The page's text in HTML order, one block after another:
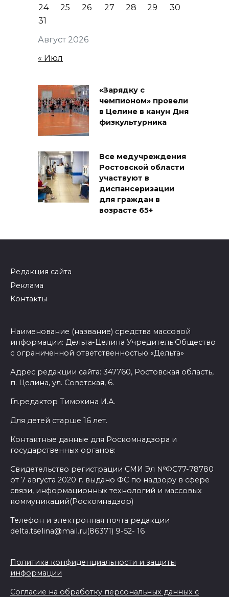
Август 2026
24
25 26 27 28 29
30
31
« Июл
«Зарядку с
чемпионом» провели
в Целине в канун Дня
физкультурника
Все медучреждения
Ростовской области
участвуют в
диспансеризации
для граждан в
возрасте 65+
Редакция сайта
Реклама
Контакты
Наименование (название) средства массовой
информации: Дельта-Целина Учредитель:Общество
с ограниченной ответственностью «Дельта»
Адрес редакции сайта: 347760, Ростовская область,
п. Целина, ул. Советская, 6.
Гл.редактор Тимохина И.А.
Для детей старше 16 лет.
Контактные данные для Роскомнадзора и
государственных органов:
Свидетельство регистрации СМИ Эл №ФС77-78780
от 7 августа 2020 г. выдано ФС по надзору в сфере
связи, информационных технологий и массовых
коммуникаций(Роскомнадзор)
Телефон и электронная почта редакции
delta.tselina@mail.ru(86371) 9-52- 16
Политика конфиденциальности и защиты
информации
Согласие на обработку персональных данных с